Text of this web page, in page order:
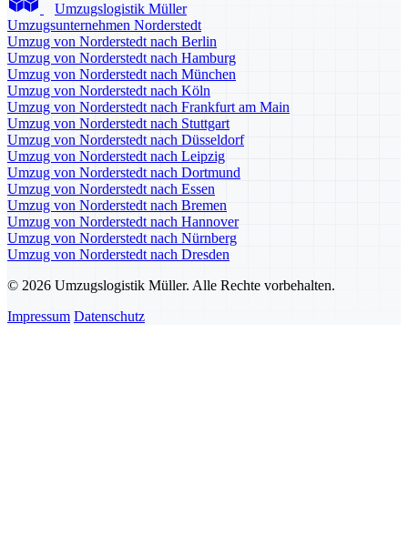
Umzugslogistik Müller
Umzugsunternehmen Norderstedt
Umzug von Norderstedt nach Berlin
Umzug von Norderstedt nach Hamburg
Umzug von Norderstedt nach München
Umzug von Norderstedt nach Köln
Umzug von Norderstedt nach Frankfurt am Main
Umzug von Norderstedt nach Stuttgart
Umzug von Norderstedt nach Düsseldorf
Umzug von Norderstedt nach Leipzig
Umzug von Norderstedt nach Dortmund
Umzug von Norderstedt nach Essen
Umzug von Norderstedt nach Bremen
Umzug von Norderstedt nach Hannover
Umzug von Norderstedt nach Nürnberg
Umzug von Norderstedt nach Dresden
© 2026 Umzugslogistik Müller. Alle Rechte vorbehalten.
Impressum Datenschutz